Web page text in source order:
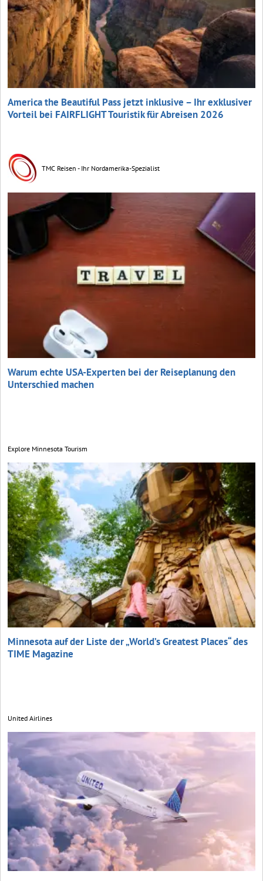
America the Beautiful Pass jetzt inklusive – Ihr exklusiver
Vorteil bei FAIRFLIGHT Touristik für Abreisen 2026
TMC Reisen - Ihr Nordamerika-Spezialist
Warum echte USA-Experten bei der Reiseplanung den
Unterschied machen
Explore Minnesota Tourism
Minnesota auf der Liste der „World’s Greatest Places“ des
TIME Magazine
United Airlines